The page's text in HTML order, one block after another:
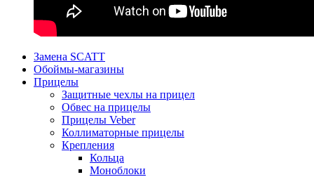
Замена SCATT
Обоймы-магазины
Прицелы
Защитные чехлы на прицел
Обвес на прицелы
Прицелы Veber
Коллиматорные прицелы
Крепления
Кольца
Моноблоки